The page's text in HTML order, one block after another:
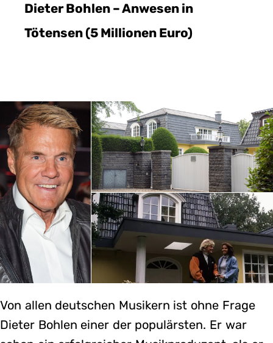
Dieter Bohlen – Anwesen in
Tötensen (5 Millionen Euro)
Von allen deutschen Musikern ist ohne Frage
Dieter Bohlen einer der populärsten. Er war